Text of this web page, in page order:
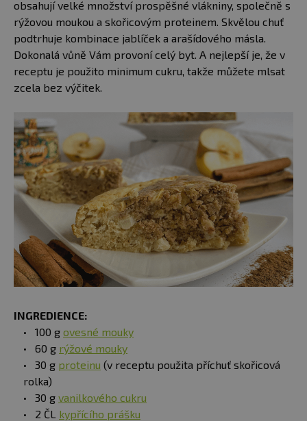
obsahují velké množství prospěšné vlákniny, společně s
rýžovou moukou a skořicovým proteinem. Skvělou chuť
podtrhuje kombinace jablíček a arašídového másla.
Dokonalá vůně Vám provoní celý byt. A nejlepší je, že v
receptu je použito minimum cukru, takže můžete mlsat
zcela bez výčitek.
INGREDIENCE:
100 g ovesné mouky
60 g rýžové mouky
30 g proteinu (v receptu použita příchuť skořicová
rolka)
30 g vanilkového cukru
2 ČL kypřícího prášku